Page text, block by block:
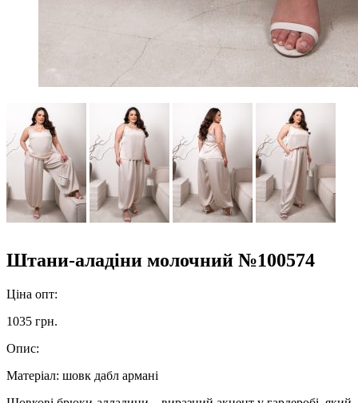
Штани-аладіни молочний №100574
Ціна опт:
1035 грн.
Опис:
Матеріал: шовк дабл армані